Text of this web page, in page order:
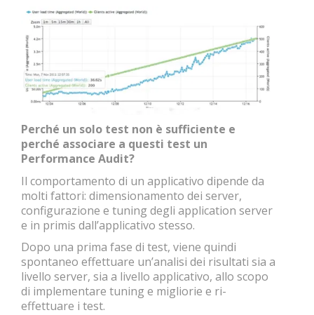
Perché un solo test non è sufficiente e
perché associare a questi test un
Performance Audit?
Il comportamento di un applicativo dipende da
molti fattori: dimensionamento dei server,
configurazione e tuning degli application server
e in primis dall’applicativo stesso.
Dopo una prima fase di test, viene quindi
spontaneo effettuare un’analisi dei risultati sia a
livello server, sia a livello applicativo, allo scopo
di implementare tuning e migliorie e ri-
effettuare i test.